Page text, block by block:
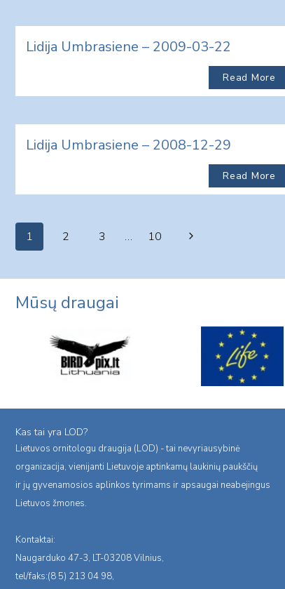
Lidija Umbrasiene – 2009-03-22
Read More
Lidija Umbrasiene – 2008-12-29
Read More
Page
1 2 3 … 10
Next
Mūsų draugai
Kas tai yra LOD?
Lietuvos ornitologu draugija (LOD) - tai nevyriausybinė
organizacija, vienijanti Lietuvoje aptinkamų laukinių paukščių
ir jų gyvenamosios aplinkos tyrimams ir apsaugai neabejingus
Lietuvos žmones.
Kontaktai:
Naugarduko 47-3, LT-03208 Vilnius,
tel/faks:(8 5) 213 04 98,